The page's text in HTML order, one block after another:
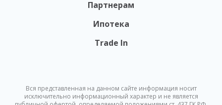
Партнерам
Ипотека
Trade In
Вся представленная на данном сайте информация носит
исключительно информационный характер и не является